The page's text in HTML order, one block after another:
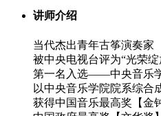
讲师介绍
当代杰出青年古筝演奏家
被中央电视台评为“光荣
第一名入选——中央音乐
以中央音乐学院院系综合
获得中国音乐最高奖【金